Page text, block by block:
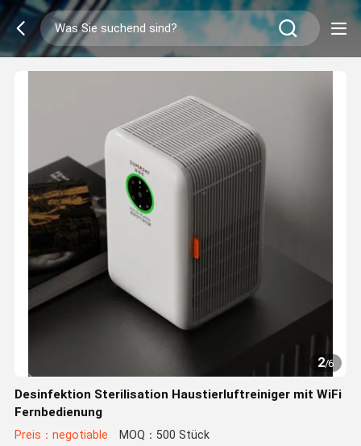
2/6
Desinfektion Sterilisation Haustierluftreiniger mit WiFi
Fernbedienung
Preis：negotiable MOQ：500 Stück